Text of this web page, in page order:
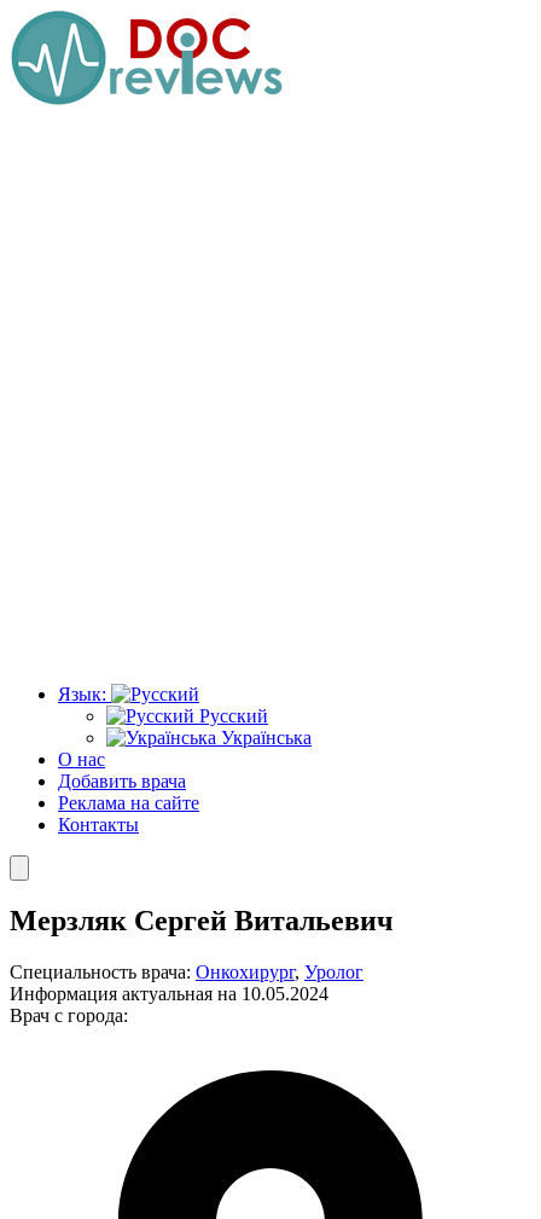
Перейти
к
содержимому
Язык:
Русский
Українська
О нас
Добавить врача
Реклама на сайте
Контакты
Мерзляк Сергей Витальевич
Специальность врача: Онкохирург, Уролог
Информация актуальная на 10.05.2024
Врач с города: